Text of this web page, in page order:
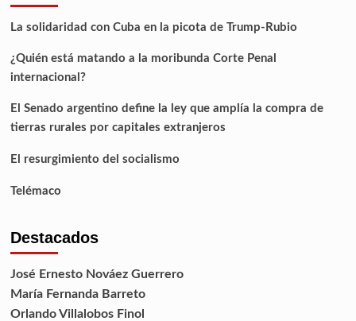
La solidaridad con Cuba en la picota de Trump-Rubio
¿Quién está matando a la moribunda Corte Penal
internacional?
El Senado argentino define la ley que amplía la compra de
tierras rurales por capitales extranjeros
El resurgimiento del socialismo
Telémaco
Destacados
José Ernesto Nováez Guerrero
María Fernanda Barreto
Orlando Villalobos Finol